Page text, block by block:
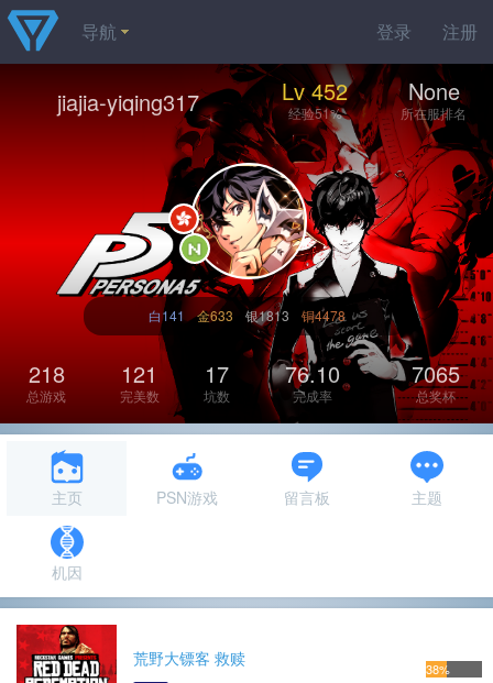
登录 注册
导航
jiajia-yiqing317 Lv 452
经验51%
None
所在服排名
白141 金633 银1813 铜4478
218
总游戏
121
完美数
17
坑数
76.10
完成率
7065
总奖杯
主页 PSN游戏 留言板 主题
机因
荒野大镖客 救赎 38%